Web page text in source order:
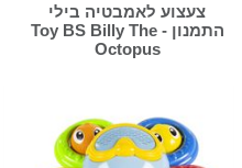
צעצוע לאמבטיה בילי
התמנון - Toy BS Billy The
Octopus